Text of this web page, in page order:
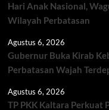
Hari Anak Nasional,
Wilayah Perbatasan
Agustus 6, 2026
Gubernur Buka Kirab
Perbatasan Wajah
Agustus 6, 2026
TP PKK Kaltara Perkuat